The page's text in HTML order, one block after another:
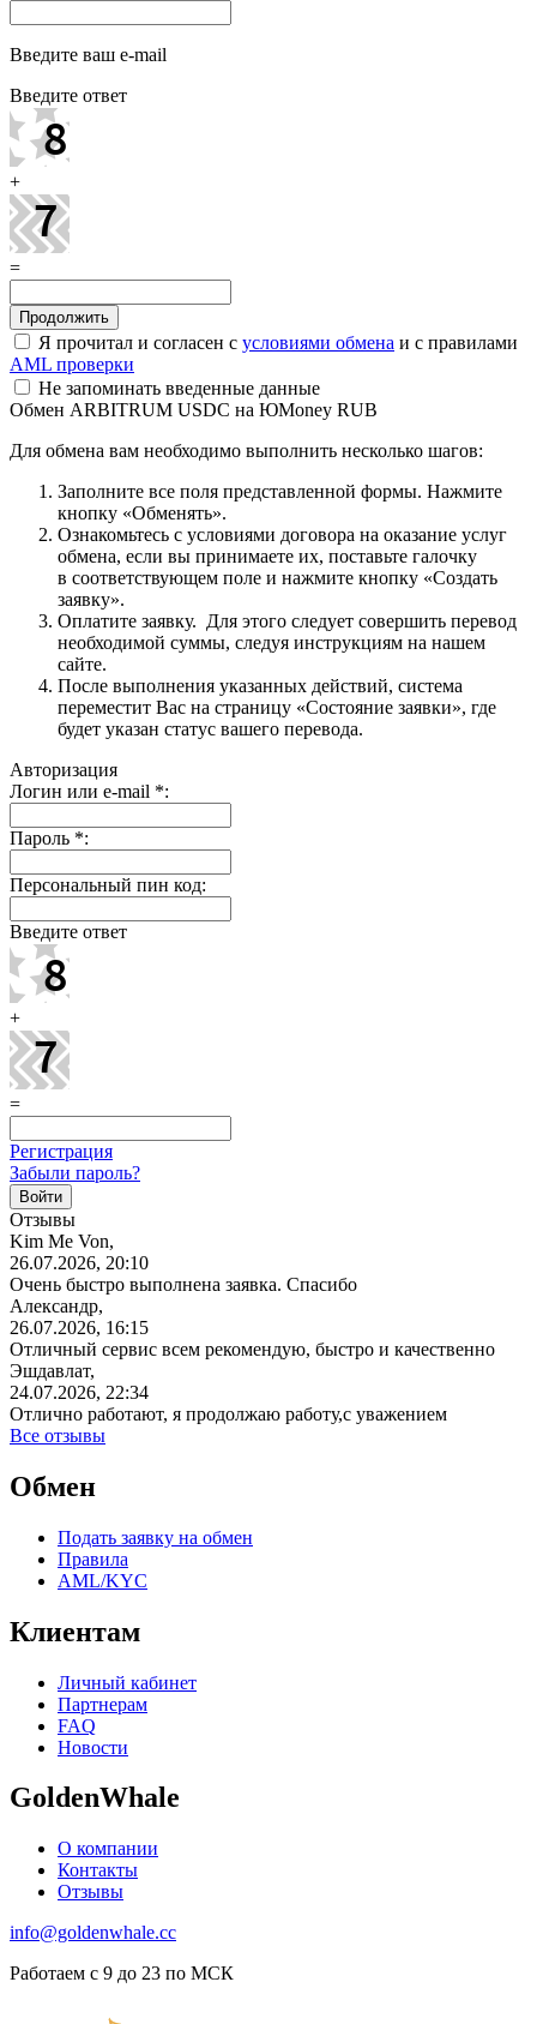
Введите ваш e-mail
Введите ответ
+
=
Я прочитал и согласен с условиями обмена и с правилами
AML проверки
Не запоминать введенные данные
Обмен ARBITRUM USDC на ЮMoney RUB
Для обмена вам необходимо выполнить несколько шагов:
Заполните все поля представленной формы. Нажмите
кнопку «Обменять».
Ознакомьтесь с условиями договора на оказание услуг
обмена, если вы принимаете их, поставьте галочку
в соответствующем поле и нажмите кнопку «Создать
заявку».
Оплатите заявку. Для этого следует совершить перевод
необходимой суммы, следуя инструкциям на нашем
сайте.
После выполнения указанных действий, система
переместит Вас на страницу «Состояние заявки», где
будет указан статус вашего перевода.
Авторизация
Логин или e-mail *:
Пароль *:
Персональный пин код:
Введите ответ
+
=
Регистрация
Забыли пароль?
Отзывы
Kim Me Von,
26.07.2026, 20:10
Очень быстро выполнена заявка. Спасибо
Александр,
26.07.2026, 16:15
Отличный сервис всем рекомендую, быстро и качественно
Эшдавлат,
24.07.2026, 22:34
Отлично работают, я продолжаю работу,с уважением
Все отзывы
Обмен
Подать заявку на обмен
Правила
AML/KYC
Клиентам
Личный кабинет
Партнерам
FAQ
Новости
GoldenWhale
О компании
Контакты
Отзывы
info@goldenwhale.cc
Работаем с 9 до 23 по МСК